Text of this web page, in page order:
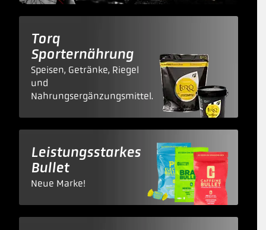
Torq
Sporternährung
Speisen, Getränke, Riegel
und
Nahrungsergänzungsmittel.
Leistungsstarkes
Bullet
Neue Marke!